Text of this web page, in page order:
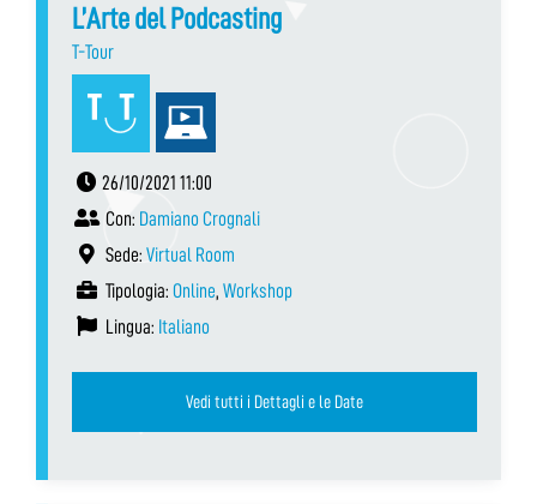
L’Arte del Podcasting
T-Tour
26/10/2021 11:00
Con: Damiano Crognali
Sede: Virtual Room
Tipologia: Online, Workshop
Lingua: Italiano
Vedi tutti i Dettagli e le Date